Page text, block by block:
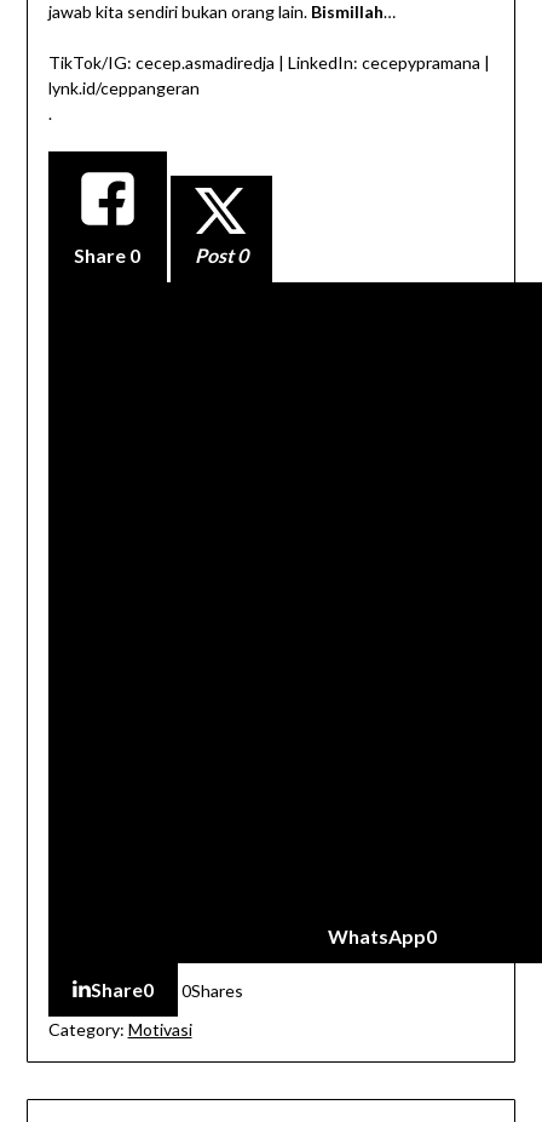
jawab kita sendiri bukan orang lain. Bismillah…
TikTok/IG: cecep.asmadiredja | LinkedIn: cecepypramana |
lynk.id/ceppangeran
.
Share 0 Post 0
WhatsApp0
Share0 0Shares
Category: Motivasi